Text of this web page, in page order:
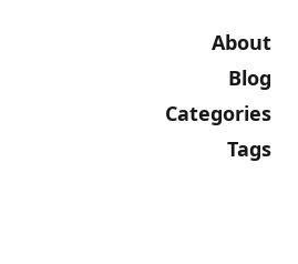
About
Blog
Categories
Tags